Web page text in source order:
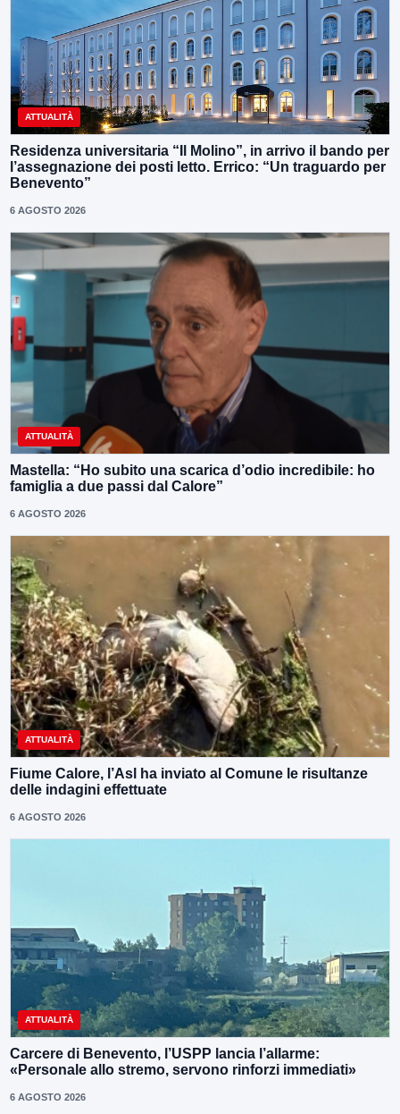
ATTUALITÀ
Residenza universitaria “Il Molino”, in arrivo il bando per
l’assegnazione dei posti letto. Errico: “Un traguardo per
Benevento”
6 AGOSTO 2026
ATTUALITÀ
Mastella: “Ho subito una scarica d’odio incredibile: ho
famiglia a due passi dal Calore”
6 AGOSTO 2026
ATTUALITÀ
Fiume Calore, l’Asl ha inviato al Comune le risultanze
delle indagini effettuate
6 AGOSTO 2026
ATTUALITÀ
Carcere di Benevento, l’USPP lancia l’allarme:
«Personale allo stremo, servono rinforzi immediati»
6 AGOSTO 2026